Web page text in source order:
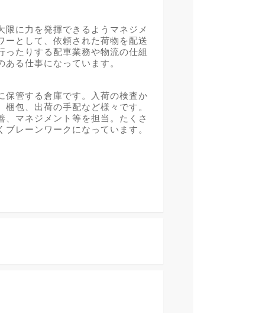
に力を発揮できるようマネジメ
ーとして、依頼された荷物を配送
たりする配車業務や物流の仕組
る仕事になっています。
保管する倉庫です。入荷の検査か
包、出荷の手配など様々です。
マネジメント等を担当。たくさ
レーンワークになっています。